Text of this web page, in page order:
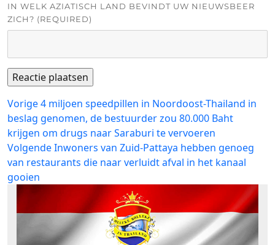
IN WELK AZIATISCH LAND BEVINDT UW NIEUWSBEER
ZICH? (REQUIRED)
Bericht
navigatie
VorigeVorig
bericht:
4 miljoen speedpillen in Noordoost-Thailand in
beslag genomen, de bestuurder zou 80.000 Baht
krijgen om drugs naar Saraburi te vervoeren
VolgendeVolgend
bericht:
Inwoners van Zuid-Pattaya hebben genoeg
van restaurants die naar verluidt afval in het kanaal
gooien